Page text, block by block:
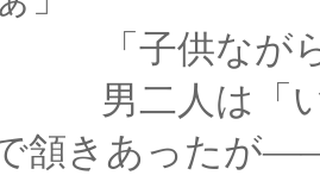
がら、侮れ
「いやぁな
頷きあったが